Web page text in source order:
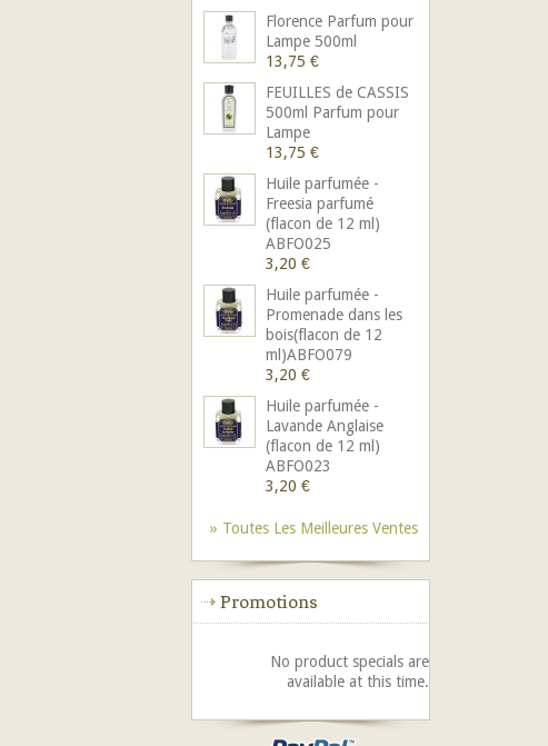
Florence Parfum pour
Lampe 500ml
13,75 €
FEUILLES de CASSIS
500ml Parfum pour
Lampe
13,75 €
Huile parfumée -
Freesia parfumé
(flacon de 12 ml)
ABFO025
3,20 €
Huile parfumée -
Promenade dans les
bois(flacon de 12
ml)ABFO079
3,20 €
Huile parfumée -
Lavande Anglaise
(flacon de 12 ml)
ABFO023
3,20 €
» Toutes Les Meilleures Ventes
Promotions
No product specials are
available at this time.